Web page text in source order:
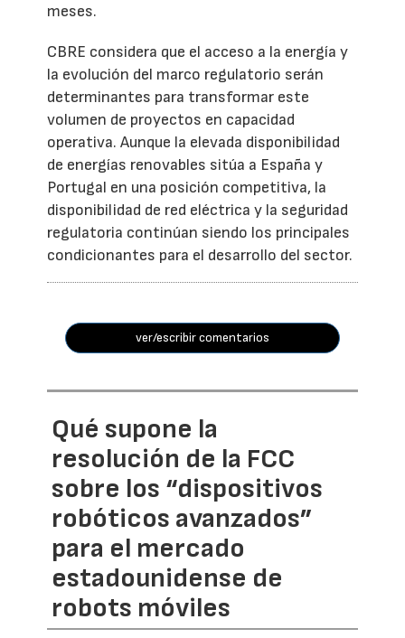
meses.
CBRE considera que el acceso a la energía y
la evolución del marco regulatorio serán
determinantes para transformar este
volumen de proyectos en capacidad
operativa. Aunque la elevada disponibilidad
de energías renovables sitúa a España y
Portugal en una posición competitiva, la
disponibilidad de red eléctrica y la seguridad
regulatoria continúan siendo los principales
condicionantes para el desarrollo del sector.
ver/escribir comentarios
Qué supone la
resolución de la FCC
sobre los “dispositivos
robóticos avanzados”
para el mercado
estadounidense de
robots móviles